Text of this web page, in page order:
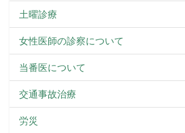
土曜診療
女性医師の診察について
当番医について
交通事故治療
労災